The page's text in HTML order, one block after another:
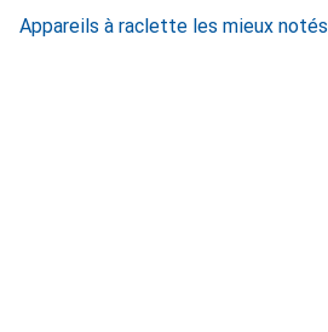
Appareils à raclette les mieux notés